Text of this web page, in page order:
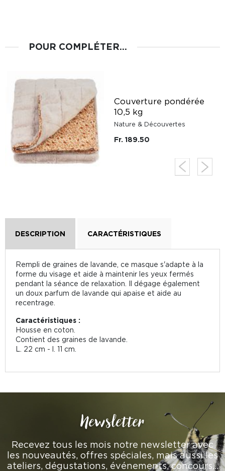
POUR COMPLÉTER...
Couverture pondérée
10,5 kg
Nature & Découvertes
Fr. 189.50
DESCRIPTION CARACTÉRISTIQUES
Rempli de graines de lavande, ce masque s'adapte à la
forme du visage et aide à maintenir les yeux fermés
pendant la séance de relaxation. Il dégage également
un doux parfum de lavande qui apaise et aide au
recentrage.
Caractéristiques :
Housse en coton.
Contient des graines de lavande.
L. 22 cm - l. 11 cm.
Newsletter
Recevez tous les mois notre newsletter avec
les nouveautés, offres spéciales, mais aussi les
ateliers, dégustations, événements, concours…